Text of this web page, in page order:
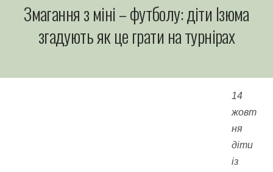
Змагання з міні – футболу: діти Ізюма
згадують як це грати на турнірах
14
жовт
ня
діти
із